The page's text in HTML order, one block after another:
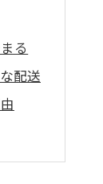
る
配送